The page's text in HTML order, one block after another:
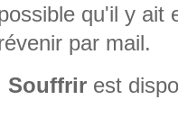
qu'il y ait
par mail.
Souffrir est